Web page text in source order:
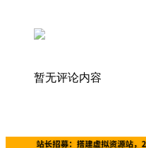
暂无评论内容